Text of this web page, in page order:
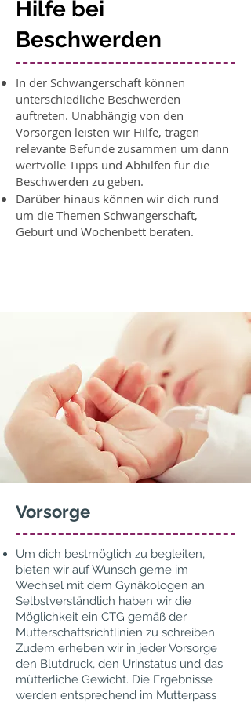
Hilfe bei
Beschwerden
In der Schwangerschaft können
unterschiedliche Beschwerden
auftreten. Unabhängig von den
Vorsorgen leisten wir Hilfe, tragen
relevante Befunde zusammen um dann
wertvolle Tipps und Abhilfen für die
Beschwerden zu geben.
Darüber hinaus können wir dich rund
um die Themen Schwangerschaft,
Geburt und Wochenbett beraten.
Vorsorge
Um dich bestmöglich zu begleiten,
bieten wir auf Wunsch gerne im
Wechsel mit dem Gynäkologen an.
Selbstverständlich haben wir die
Möglichkeit ein CTG gemäß der
Mutterschaftsrichtlinien zu schreiben.
Zudem erheben wir in jeder Vorsorge
den Blutdruck, den Urinstatus und das
mütterliche Gewicht. Die Ergebnisse
werden entsprechend im Mutterpass